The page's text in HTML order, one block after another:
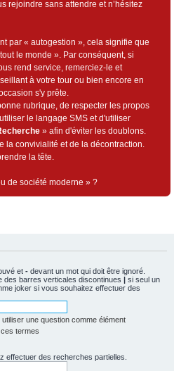
rejoindre sans attendre et n’hésitez
par « autogestion », cela signifie que
le monde ». Par conséquent, si
rend service, remerciez-le et
à votre tour ou bien encore en
s'y prête.
rubrique, de respecter les propos
le langage SMS et d'utiliser
» afin d'éviter les doublons.
la convivialité et de la décontraction.
la tête.
de société moderne » ?
et - devant un mot qui doit être ignoré.
des barres verticales discontinues | si seul un
joker si vous souhaitez effectuer des
une question comme élément
termes
effectuer des recherches partielles.